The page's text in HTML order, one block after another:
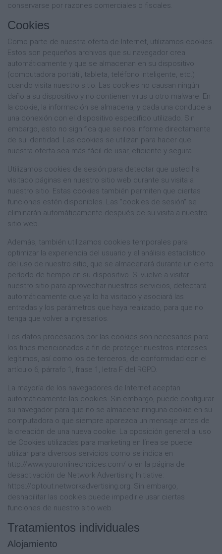
conservarse por razones comerciales o fiscales.
Cookies
Como parte de nuestra oferta de Internet, utilizamos cookies.
Estos son pequeños archivos que su navegador crea
automáticamente y que se almacenan en su dispositivo
(computadora portátil, tableta, teléfono inteligente, etc.)
cuando visita nuestro sitio. Las cookies no causan ningún
daño a su dispositivo y no contienen virus u otro malware. En
la cookie, la información se almacena, y cada una conduce a
una conexión con el dispositivo específico utilizado. Sin
embargo, esto no significa que se nos informe directamente
de su identidad. Las cookies se utilizan para hacer que
nuestra oferta sea más fácil de usar, eficiente y segura.
Utilizamos cookies de sesión para detectar que usted ha
visitado páginas en nuestro sitio web durante su visita a
nuestro sitio. Estas cookies también permiten que ciertas
funciones estén disponibles. Las "cookies de sesión" se
eliminarán automáticamente después de su visita a nuestro
sitio web.
Además, también utilizamos cookies temporales para
optimizar la experiencia del usuario y el análisis estadístico
del uso de nuestro sitio, que se almacenará durante un cierto
período de tiempo en su dispositivo. Si vuelve a visitar
nuestro sitio para aprovechar nuestros servicios, detectará
automáticamente que ya lo ha visitado y asociará las
entradas y los parámetros que haya realizado, para que no
tenga que volver a ingresarlos.
Los datos procesados por las cookies son necesarios para
los fines mencionados a fin de proteger nuestros intereses
legítimos, así como los de terceros, de conformidad con el
artículo 6, párrafo 1, frase 1, letra F del RGPD.
La mayoría de los navegadores de Internet aceptan
automáticamente las cookies. Sin embargo, puede configurar
su navegador para que no se almacene ninguna cookie en su
computadora o que siempre aparezca un mensaje antes de
la creación de una nueva cookie. La oposición general al uso
de Cookies utilizadas para marketing en línea se puede
utilizar para diversos servicios como se indica en
http://www.youronlinechoices.com/ o en la página de
desactivación de Network Advertising Initiative:
https://optout.networkadvertising.org. Sin embargo,
deshabilitar las cookies puede impedirle usar ciertas
funciones de nuestro sitio web.
Tratamientos individuales
Alojamiento